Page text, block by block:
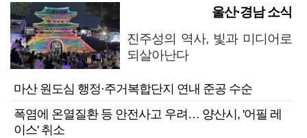
울산·경남 소식
진주성의 역사, 빛과 미디어로
되살아난다
마산 원도심 행정·주거복합단지 연내 준공 수순
폭염에 온열질환 등 안전사고 우려… 양산시, '어필 레
이스' 취소